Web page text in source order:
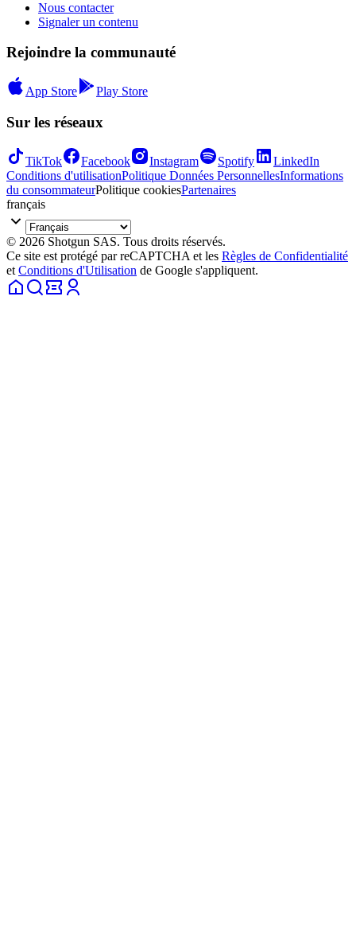
Nous contacter
Signaler un contenu
Rejoindre la communauté
App Store Play Store
Sur les réseaux
TikTok Facebook Instagram Spotify
LinkedIn
Conditions d'utilisationPolitique Données PersonnellesInformations
du consommateurPolitique cookiesPartenaires
français
© 2026 Shotgun SAS. Tous droits réservés.
Ce site est protégé par reCAPTCHA et les Règles de Confidentialité
et Conditions d'Utilisation de Google s'appliquent.